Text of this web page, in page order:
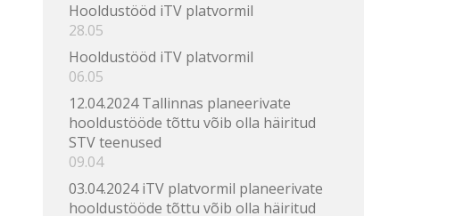
Hooldustööd iTV platvormil
28.05
Hooldustööd iTV platvormil
06.05
12.04.2024 Tallinnas planeerivate
hooldustööde tõttu võib olla häiritud
STV teenused
09.04
03.04.2024 iTV platvormil planeerivate
hooldustööde tõttu võib olla häiritud